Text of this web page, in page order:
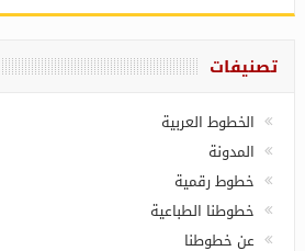
تصنيفات
الخطوط العربية
المدونة
خطوط رقمية
خطوطنا الطباعية
عن خطوطنا